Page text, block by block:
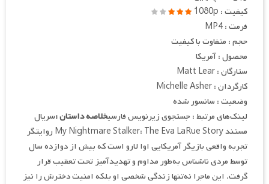
کیفیت : 1080p
فرمت : MP4
حجم : متفاوت با کیفیت
محصول : آمریکا
ستارگان : Matt Lear
کارگردان : Michelle Asher
وضعیت : سانسور شده
لینک‌های مرتبط : جستجوی زیرنویس فارسیخلاصه داستان :سریال
مستند My Nightmare Stalker: The Eva LaRue Story روایتگر
تجربه واقعی بازیگر آمریکایی اوا لارو است که بیش از دوازده سال
توسط مردی ناشناس به‌طور مداوم و تهدیدآمیز تحت تعقیب قرار
گرفت. این ماجرا نه‌تنها زندگی شخصی او بلکه امنیت دخترش را نیز